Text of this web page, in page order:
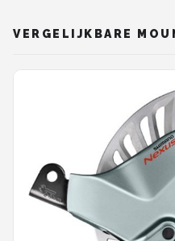
VERGELIJKBARE